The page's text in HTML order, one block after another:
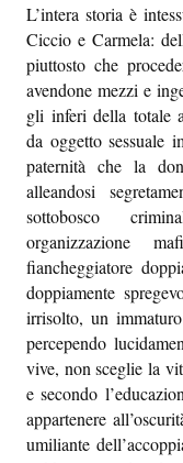
Epikastron
L’intera storia è
Ciccio e Carmela:
piuttosto che
avendone mezzi e
gli inferi della totale
da oggetto sessuale
paternità che la
alleandosi
sottobosco
organizzazione
fiancheggiatore
doppiamente
irrisolto, un
percependo
vive, non sceglie la
e secondo
appartenere
umiliante